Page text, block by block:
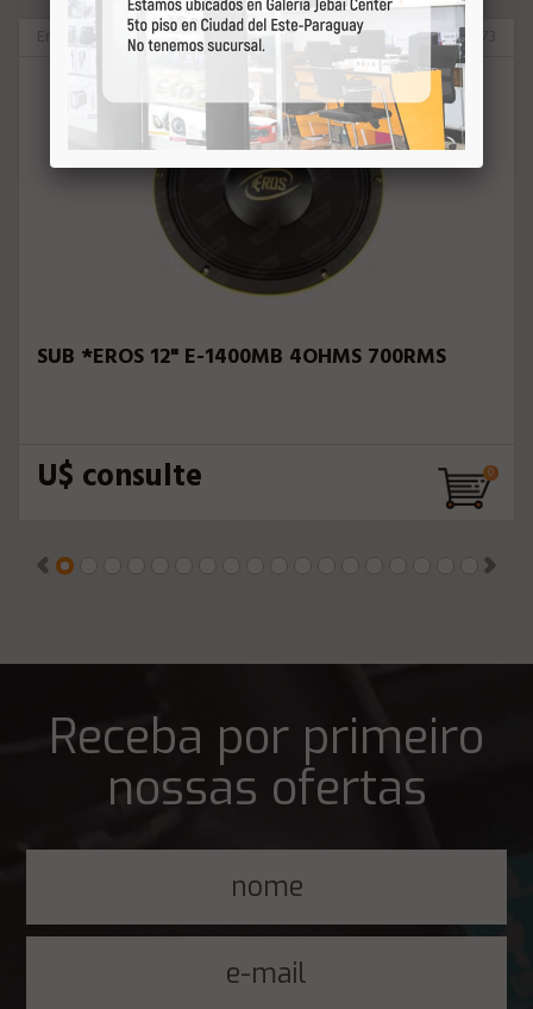
63173
SUB *EROS 12" E-1400MB 4OHMS 700RMS
U$ consulte
Receba por primeiro
nossas ofertas